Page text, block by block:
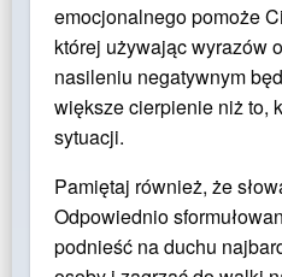
emocjonalnego pomoże
której używając wyrazów
nasileniu negatywnym
większe cierpienie niż to,
sytuacji.
Pamiętaj również, że
Odpowiednio
podnieść na duchu